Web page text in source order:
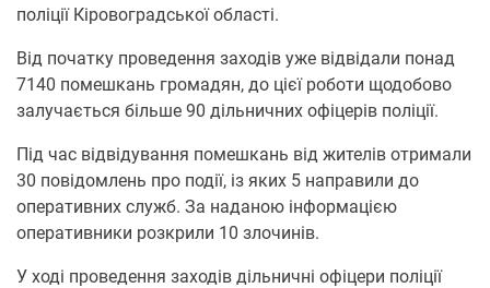
поліції Кіровоградської області.
Від початку проведення заходів уже відвідали понад
7140 помешкань громадян, до цієї роботи щодобово
залучається більше 90 дільничних офіцерів поліції.
Під час відвідування помешкань від жителів отримали
30 повідомлень про події, із яких 5 направили до
оперативних служб. За наданою інформацією
оперативники розкрили 10 злочинів.
У ході проведення заходів дільничні офіцери поліції